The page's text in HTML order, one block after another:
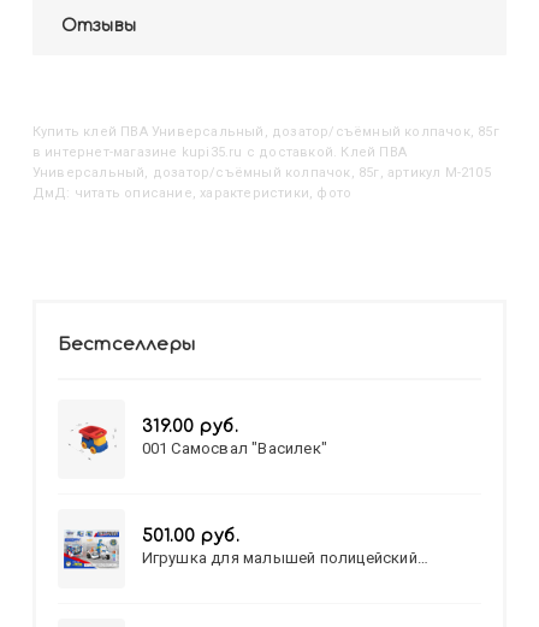
Отзывы
Купить
Клей ПВА Универсальный, дозатор/съёмный колпачок, 85г
в интернет-магазине kupi35.ru с доставкой. Клей ПВА
Универсальный, дозатор/съёмный колпачок, 85г, артикул M-2105
ДмД: читать описание, характеристики, фото
Бестселлеры
319.00 руб.
001 Самосвал "Василек"
501.00 руб.
Игрушка для малышей полицейский